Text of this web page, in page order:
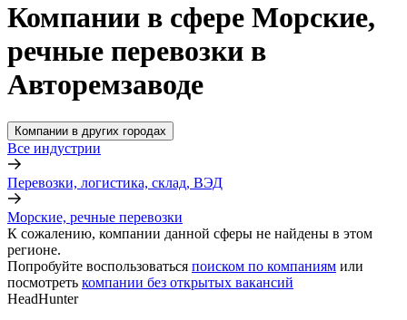
Компании в сфере Морские,
речные перевозки в
Авторемзаводе
Компании в других городах
Все индустрии
Перевозки, логистика, склад, ВЭД
Морские, речные перевозки
К сожалению, компании данной сферы не найдены в этом
регионе.
Попробуйте воспользоваться поиском по компаниям или
посмотреть компании без открытых вакансий
HeadHunter